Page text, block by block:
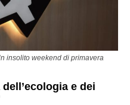
insolito weekend di primavera
e dei